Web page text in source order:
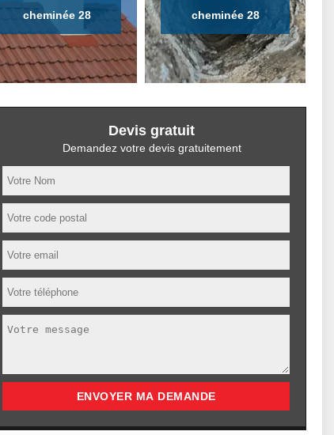
cheminée 28
cheminée 28
Devis gratuit
Demandez votre devis gratuitement